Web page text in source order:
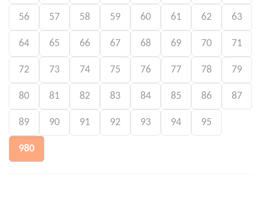
56 57 58 59 60 61 62 63
64 65 66 67 68 69 70 71
72 73 74 75 76 77 78 79
80 81 82 83 84 85 86 87
89 90 91 92 93 94 95
980